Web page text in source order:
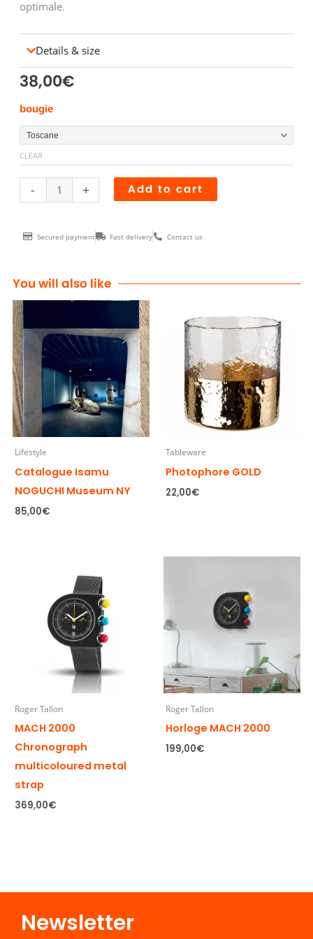
optimale.
Details & size
38,00€
bougie
CLEAR
-
BOUGIES
PARFUMEES
SENTOU
quantity
+ Add to cart
Secured payment Fast delivery Contact us
You will also like
Lifestyle
Catalogue Isamu
NOGUCHI Museum NY
85,00€
Tableware
Photophore GOLD
22,00€
Roger Tallon
MACH 2000
Chronograph
multicoloured metal
strap
369,00€
Roger Tallon
Horloge MACH 2000
199,00€
Newsletter​